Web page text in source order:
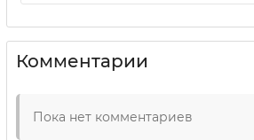
Комментарии
Пока нет комментариев